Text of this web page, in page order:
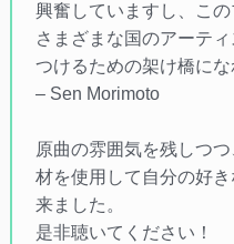
興奮していますし、この
さまざまな国のアーテ
つけるための架け橋にな
– Sen Morimoto
原曲の雰囲気を残しつ
材を使用して自分の好
来ました。
是非聴いてください！